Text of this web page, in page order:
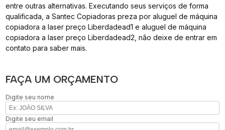
entre outras alternativas. Executando seus serviços de forma
qualificada, a Santec Copiadoras preza por aluguel de máquina
copiadora a laser preço Liberdadead1 e aluguel de máquina
copiadora a laser preço Liberdadead2, não deixe de entrar em
contato para saber mais.
FAÇA UM ORÇAMENTO
Digite seu nome
Digite seu email